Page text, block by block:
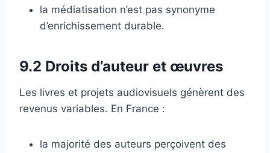
la médiatisation n’est pas synonyme
d’enrichissement durable.
9.2 Droits d’auteur et œuvres
Les livres et projets audiovisuels génèrent des
revenus variables. En France :
la majorité des auteurs perçoivent des